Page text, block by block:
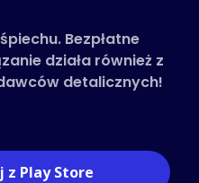
Bezpłatne
działa również z
detalicznych!
z Play Store